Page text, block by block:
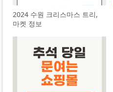
2024 수원 크리스마스 트리,
마켓 정보